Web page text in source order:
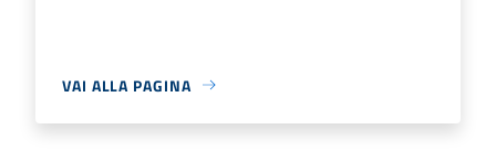
VAI ALLA PAGINA